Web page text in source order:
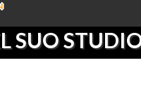
SUO